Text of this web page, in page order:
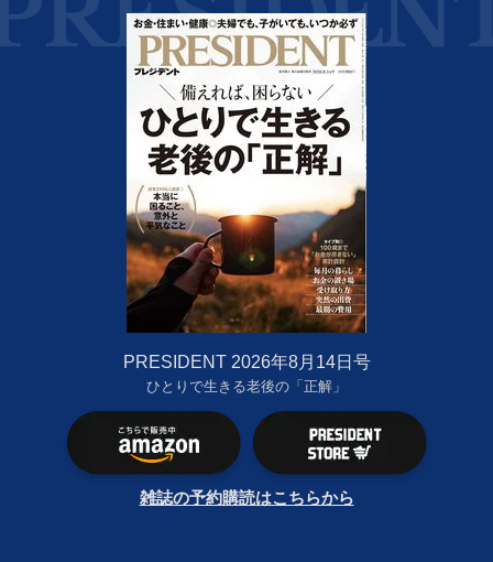
PRESIDENT 2026年8月14日号
ひとりで生きる老後の「正解」
雑誌の予約購読はこちらから